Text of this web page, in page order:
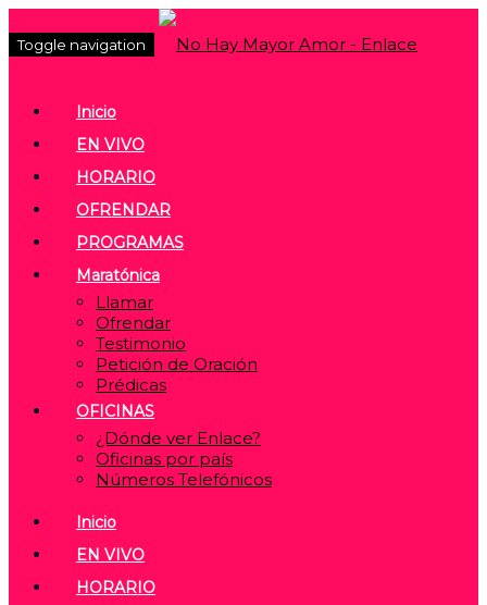
Toggle navigation
Inicio
EN VIVO
HORARIO
OFRENDAR
PROGRAMAS
Maratónica
Llamar
Ofrendar
Testimonio
Petición de Oración
Prédicas
OFICINAS
¿Dónde ver Enlace?
Oficinas por país
Números Telefónicos
Inicio
EN VIVO
HORARIO